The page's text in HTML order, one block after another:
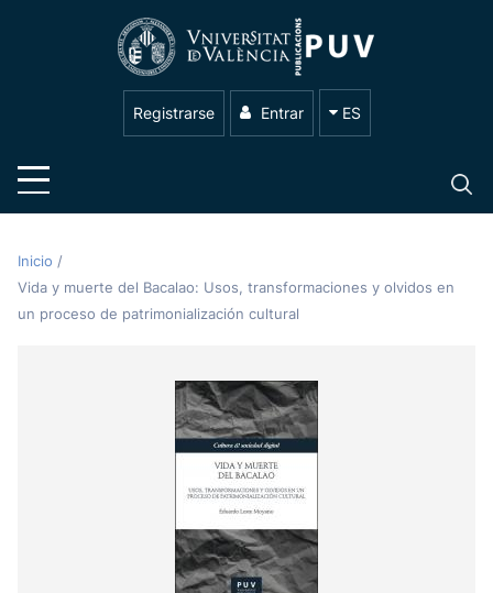
Registrarse Entrar ES
Inicio /
Vida y muerte del Bacalao: Usos, transformaciones y olvidos en
un proceso de patrimonialización cultural